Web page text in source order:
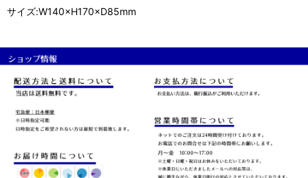
サイズ:W140×H170×D85mm